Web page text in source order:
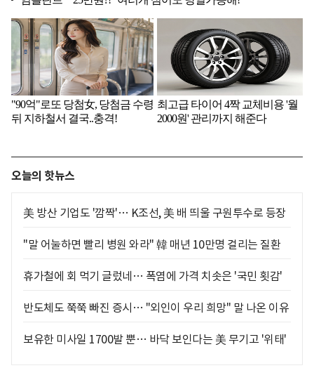
오늘의 핫뉴스
美 방산 기업도 '깜짝'… K조선, 美 배 띄울 구원투수로 등장
"말 어눌하면 빨리 병원 와라" 韓 매년 10만명 걸리는 질환
휴가철에 회 먹기 글렀네… 폭염에 가격 치솟은 '국민 횟감'
반도체도 쭉쭉 빠진 증시… "외인이 우리 희망" 말 나온 이유
보유한 미사일 1700발 뿐… 바닥 보인다는 美 무기고 '위태'